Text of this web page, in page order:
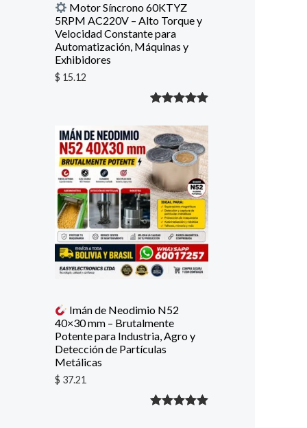
Motor Síncrono 60KTYZ
5RPM AC220V – Alto Torque y
Velocidad Constante para
Automatización, Máquinas y
Exhibidores
$ 15.12
con5.00 de
5 en base
avaloración
de un
cliente
Imán de Neodimio N52
40×30 mm – Brutalmente
Potente para Industria, Agro y
Detección de Partículas
Metálicas
$ 37.21